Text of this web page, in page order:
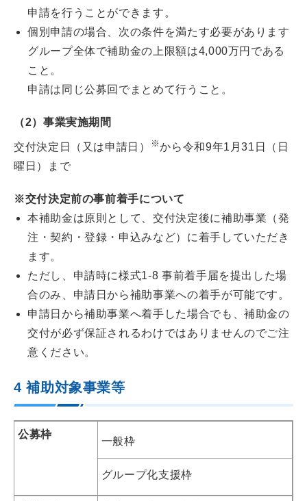
申請を行うことができます。
個別申請の場合、次の条件を満たす必要があります
グループ全体で補助金の上限額は4,000万円である
こと。
申請は同じ公募回でまとめて行うこと。
（2）事業実施期間
交付決定日（又は申請日） ※から令和9年1月31日（日
曜日）まで
※交付決定前の事前着手について
本補助金は原則として、交付決定後に補助事業（発
注・契約・登録・申込みなど）に着手していただき
ます。
ただし、申請時に様式1-8 事前着手届を提出した場
合のみ、申請日から補助事業への着手が可能です。
申請日から補助事業へ着手した場合でも、補助金の
交付が必ず保証されるわけではありませんのでご注
意ください。
4 補助対象事業等
公募枠
一般枠
グループ化支援枠